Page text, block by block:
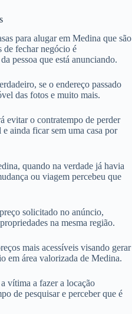
para alugar em Medina que são
de fechar negócio é
pessoa que está anunciando.
se o endereço passado
das fotos e muito mais.
evitar o contratempo de perder
ainda ficar sem uma casa por
quando na verdade já havia
ou viagem percebeu que
solicitado no anúncio,
na mesma região.
mais acessíveis visando gerar
em área valorizada de Medina.
vítima a fazer a locação
de pesquisar e perceber que é